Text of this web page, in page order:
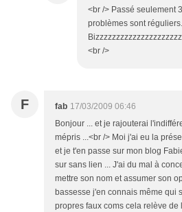
<br /> Passé seulement
problèmes sont
<br />
F fab 17/03/2009 06:46
Bonjour ... et je rajouterai
mépris ...<br /> Moi j'ai eu la
et je t'en passe sur mon blog
sur sans lien ... J'ai du mal à
mettre son nom et assumer son
bassesse j'en connais même qui
propres faux coms cela relève